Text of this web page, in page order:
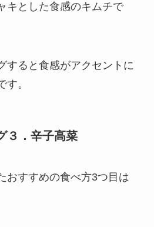
キとした食感のキムチで
すると食感がアクセントに
。
３．辛子高菜
おすすめの食べ方3つ目は